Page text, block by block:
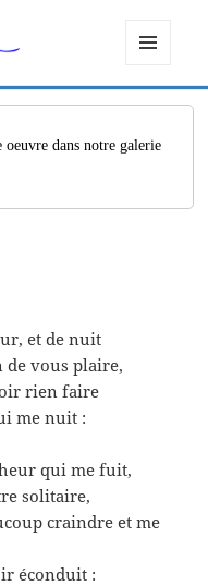
ET
WIDGETS
oeuvre dans notre galerie
et de nuit
de vous plaire,
rien faire
me nuit :
qui me fuit,
solitaire,
craindre et me
éconduit :